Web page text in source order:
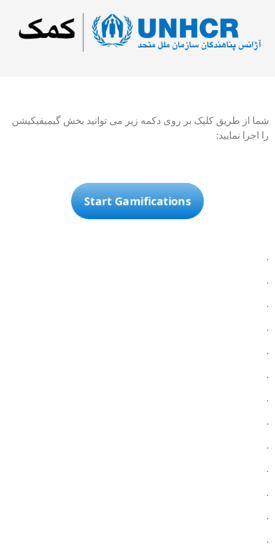
شما از طریق کلیک بر روی دکمه زیر می توانید بخش گیمیفیکیشن
را اجرا نمایید:
Start Gamifications
.
.
.
.
.
.
.
.
.
.
.
.
.